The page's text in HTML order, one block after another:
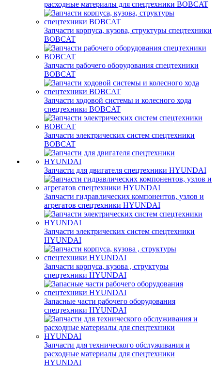
расходные материалы для спецтехники BOBCAT
Запчасти корпуса, кузова, структуры спецтехники
BOBCAT
Запчасти рабочего оборудования спецтехники
BOBCAT
Запчасти ходовой системы и колесного хода
спецтехники BOBCAT
Запчасти электрических систем спецтехники
BOBCAT
Запчасти для двигателя спецтехники HYUNDAI
Запчасти гидравлических компонентов, узлов и
агрегатов спецтехники HYUNDAI
Запчасти электрических систем спецтехники
HYUNDAI
Запчасти корпуса, кузова , структуры
спецтехники HYUNDAI
Запасные части рабочего оборудования
спецтехники HYUNDAI
Запчасти для технического обслуживания и
расходные материалы для спецтехники
HYUNDAI